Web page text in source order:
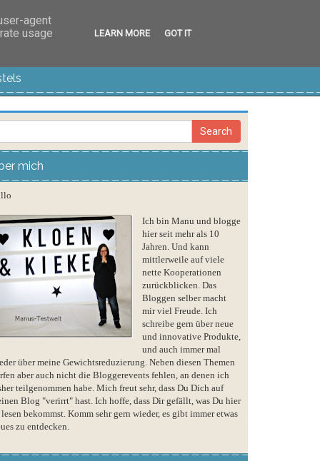
mich
Ich bin Manu und blogge
hier seit mehr als 10
Jahren. Und kann
mittlerweile auf viele
nette Kooperationen
zurückblicken. Das
Bloggen selber macht
mir viel Freude. Ich
schreibe gern über neue
und innovative Produkte,
und auch immer mal
über meine Gewichtsreduzierung. Neben diesen Themen
aber auch nicht die Bloggerevents fehlen, an denen ich
teilgenommen habe. Mich freut sehr, dass Du Dich auf
Blog "verirrt" hast. Ich hoffe, dass Dir gefällt, was Du hier
bekommst. Komm sehr gern wieder, es gibt immer etwas
zu entdecken.
agent
usage
LEARN MORE GOT IT